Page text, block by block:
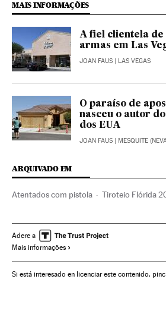
MAIS INFORMAÇÕES
A fiel clientela de
armas em Las
JOAN FAUS | LAS VEGAS
O paraíso de
nasceu o autor
dos EUA
JOAN FAUS | MESQUITE
ARQUIVADO EM
Atentados com pistola Tiroteio Flórida
América do Norte Armamento
América
Adere a
Mais informações
Si está interesado en licenciar este contenido,